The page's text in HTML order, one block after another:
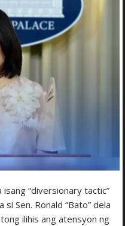
“diversionary tactic”
Sen. Ronald “Bato” dela
ilihis ang atensyon ng